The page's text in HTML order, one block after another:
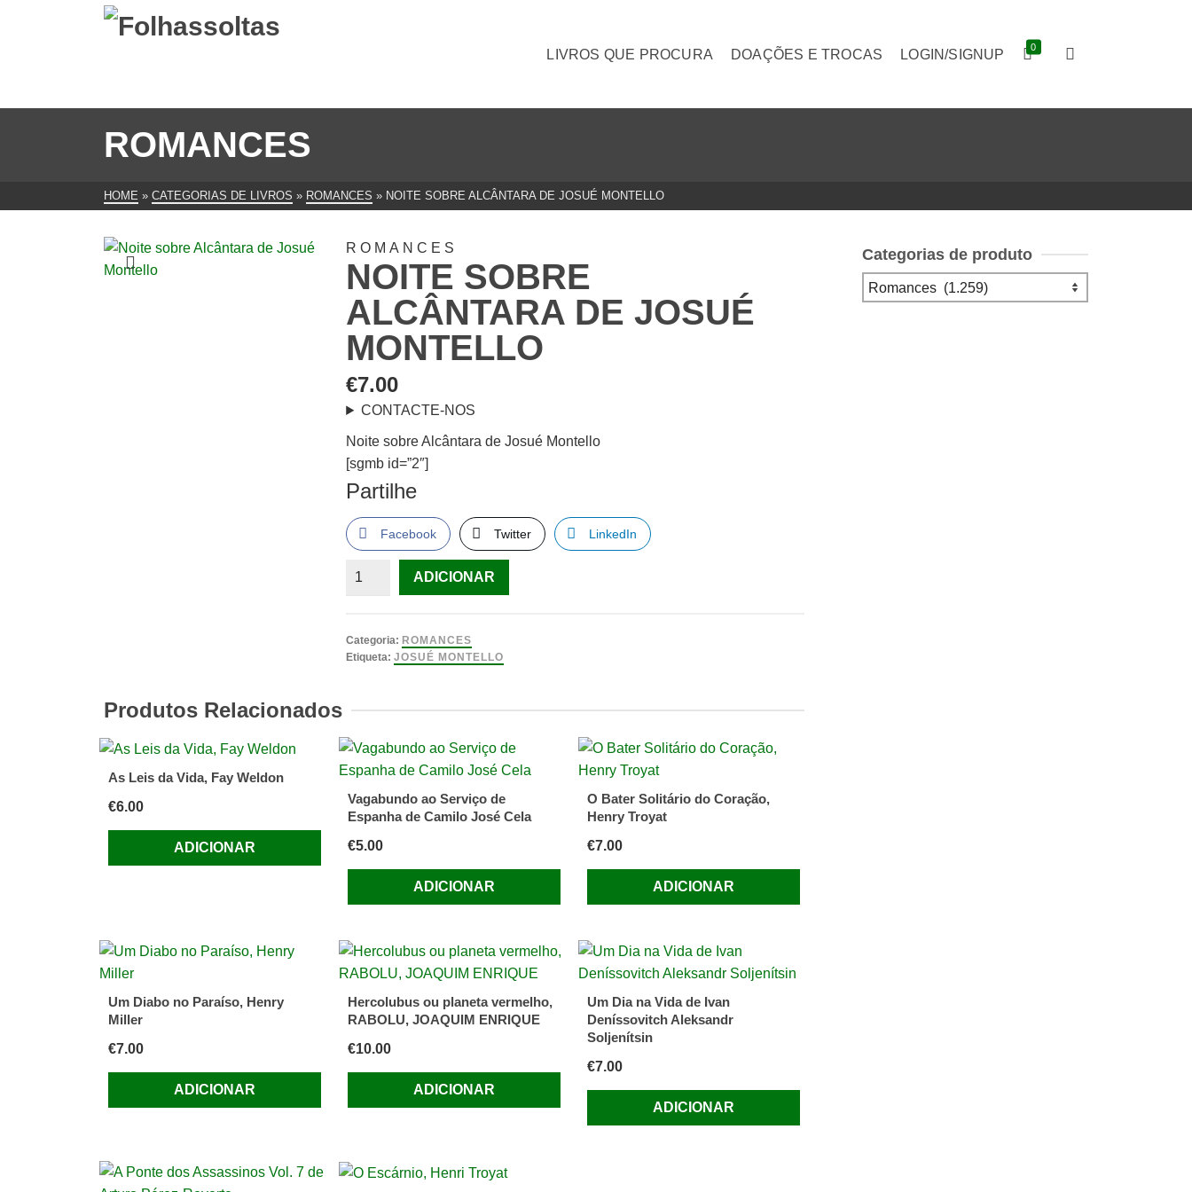
LIVROS QUE PROCURA DOAÇÕES E TROCAS LOGIN/SIGNUP 0
ROMANCES
HOME » CATEGORIAS DE LIVROS » ROMANCES » NOITE SOBRE ALCÂNTARA DE JOSUÉ MONTELLO
ROMANCES
NOITE SOBRE
ALCÂNTARA DE JOSUÉ
MONTELLO
€7.00
CONTACTE-NOS
Noite sobre Alcântara de Josué Montello
[sgmb id=”2″]
Partilhe
Facebook Twitter LinkedIn
Quantidade
sobre
Alcântara
ADICIONAR
Categoria: ROMANCES
Etiqueta:JOSUÉ MONTELLO
Produtos Relacionados
As Leis da Vida, Fay Weldon
€6.00
ADICIONAR
Vagabundo ao Serviço de
Espanha de Camilo José Cela
€5.00
ADICIONAR
O Bater Solitário do Coração,
Henry Troyat
€7.00
ADICIONAR
Um Diabo no Paraíso, Henry
Miller
€7.00
ADICIONAR
Hercolubus ou planeta vermelho,
RABOLU, JOAQUIM ENRIQUE
€10.00
ADICIONAR
Um Dia na Vida de Ivan
Deníssovitch Aleksandr
Soljenítsin
€7.00
ADICIONAR
Categorias de produto